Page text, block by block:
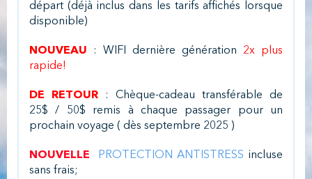
départ (déjà inclus dans les tarifs affichés lorsque
disponible)
NOUVEAU : WIFI dernière génération 2x plus
rapide!
DE RETOUR : Chèque-cadeau transférable de
25$ / 50$ remis à chaque passager pour un
prochain voyage ( dès septembre 2025 )
NOUVELLE PROTECTION ANTISTRESS incluse
sans frais;